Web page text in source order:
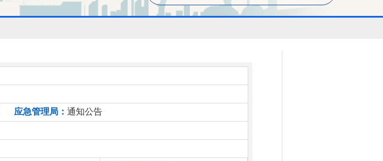
应急管理局： 通知公告